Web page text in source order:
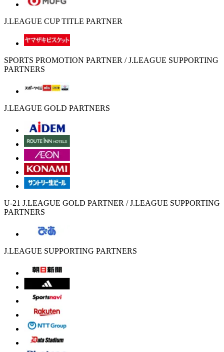
J.LEAGUE CUP TITLE PARTNER
SPORTS PROMOTION PARTNER / J.LEAGUE SUPPORTING
PARTNERS
J.LEAGUE GOLD PARTNERS
U-21 J.LEAGUE GOLD PARTNER / J.LEAGUE SUPPORTING
PARTNERS
J.LEAGUE SUPPORTING PARTNERS